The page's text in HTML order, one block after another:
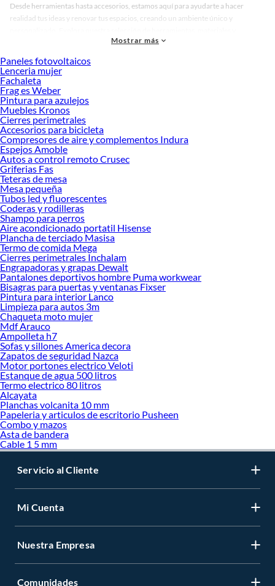
Desde herramientas hasta accesorios, estamos aquí para ayudarte a hacer
realidad tus ideas y renovar tus espacios, creando un ambiente único y
accesorios de calidad que te ayudarán a crear un espacio más tú.
Desde remodelaciones hasta proyectos de decoración, estamos aquí para hacer
tus ideas realidad. ¡Visítanos y encuentra todo lo que tenemos para ofrecerte en
Cojines!
Explora la variedad de productos de Cojines en Sodimac
Herramientas, materiales y accesorios de calidad para tus proyectos y
renovación de espacios. ¡Visítanos y descubre todo lo que tenemos para
ofrecerte!
Encuentra una amplia variedad de productos de Cojines en Sodimac. Encuentra
todo lo necesario para tus proyectos de renovación y decoración. ¡Visítanos y
haz tus ideas realidad!
Mostrar más
Paneles fotovoltaicos
Lenceria mujer
Fachaleta
Frag es Weber
Pintura para azulejos
Muebles Kronos
Cierres perimetrales
Accesorios para bicicleta
Compresores de aire y complementos Indura
Espejos Amoble
Autos a control remoto Crusec
Griferias Fas
Teteras de mesa
Mesa pequeña
Tubos led y fluorescentes
Coderas y rodilleras
Shampo para perros
Aire acondicionado portatil Hisense
Plancha de terciado Masisa
Termo de comida Mega
Cierres perimetrales Inchalam
Engrapadoras y grapas Dewalt
Pantalones deportivos hombre Puma workwear
Bisagras para puertas y ventanas Fixser
Pintura para interior Lanco
Limpieza para autos 3m
Chaqueta moto mujer
Mdf Arauco
Ampolleta h7
Sofas y sillones America decora
Zapatos de seguridad Nazca
Motor portones electrico Veloti
Estanque de agua 500 litros
Termo electrico 80 litros
Alcayata
Planchas volcanita 10 mm
Papeleria y articulos de escritorio Pusheen
Combo y mazos
Asta de bandera
Cable 1 5 mm
Servicio al Cliente
Mi Cuenta
Nuestra Empresa
Comunidades